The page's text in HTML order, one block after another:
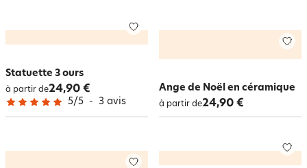
Statuette 3 ours
à partir de24,90 €
5/5 - 3 avis
Ange de Noël en céramique
à partir de24,90 €